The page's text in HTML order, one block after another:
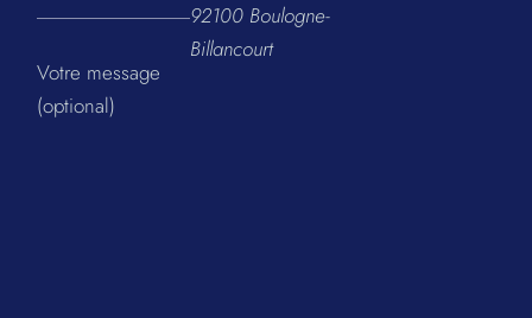
Votre message
(optional)
92100 Boulogne-
Billancourt